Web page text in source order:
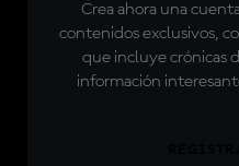
Crea ahora una
contenidos exclusivos,
que incluye crónicas
información